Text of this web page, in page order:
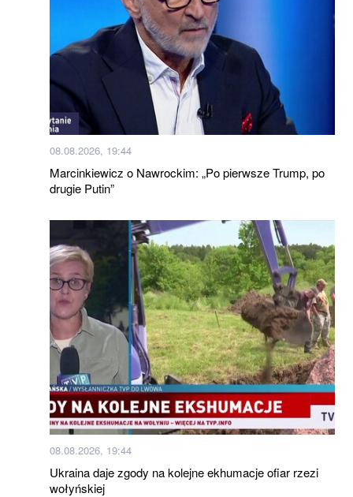
08.08.2026, 19:44
Marcinkiewicz o Nawrockim: „Po pierwsze Trump, po
drugie Putin”
08.08.2026, 19:44
Ukraina daje zgody na kolejne ekhumacje ofiar rzezi
wołyńskiej